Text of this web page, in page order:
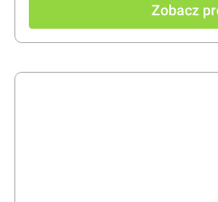
Zobacz